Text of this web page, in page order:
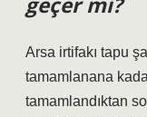
Arsa irtifakı tapu
tamamlanana
tamamlandıktan